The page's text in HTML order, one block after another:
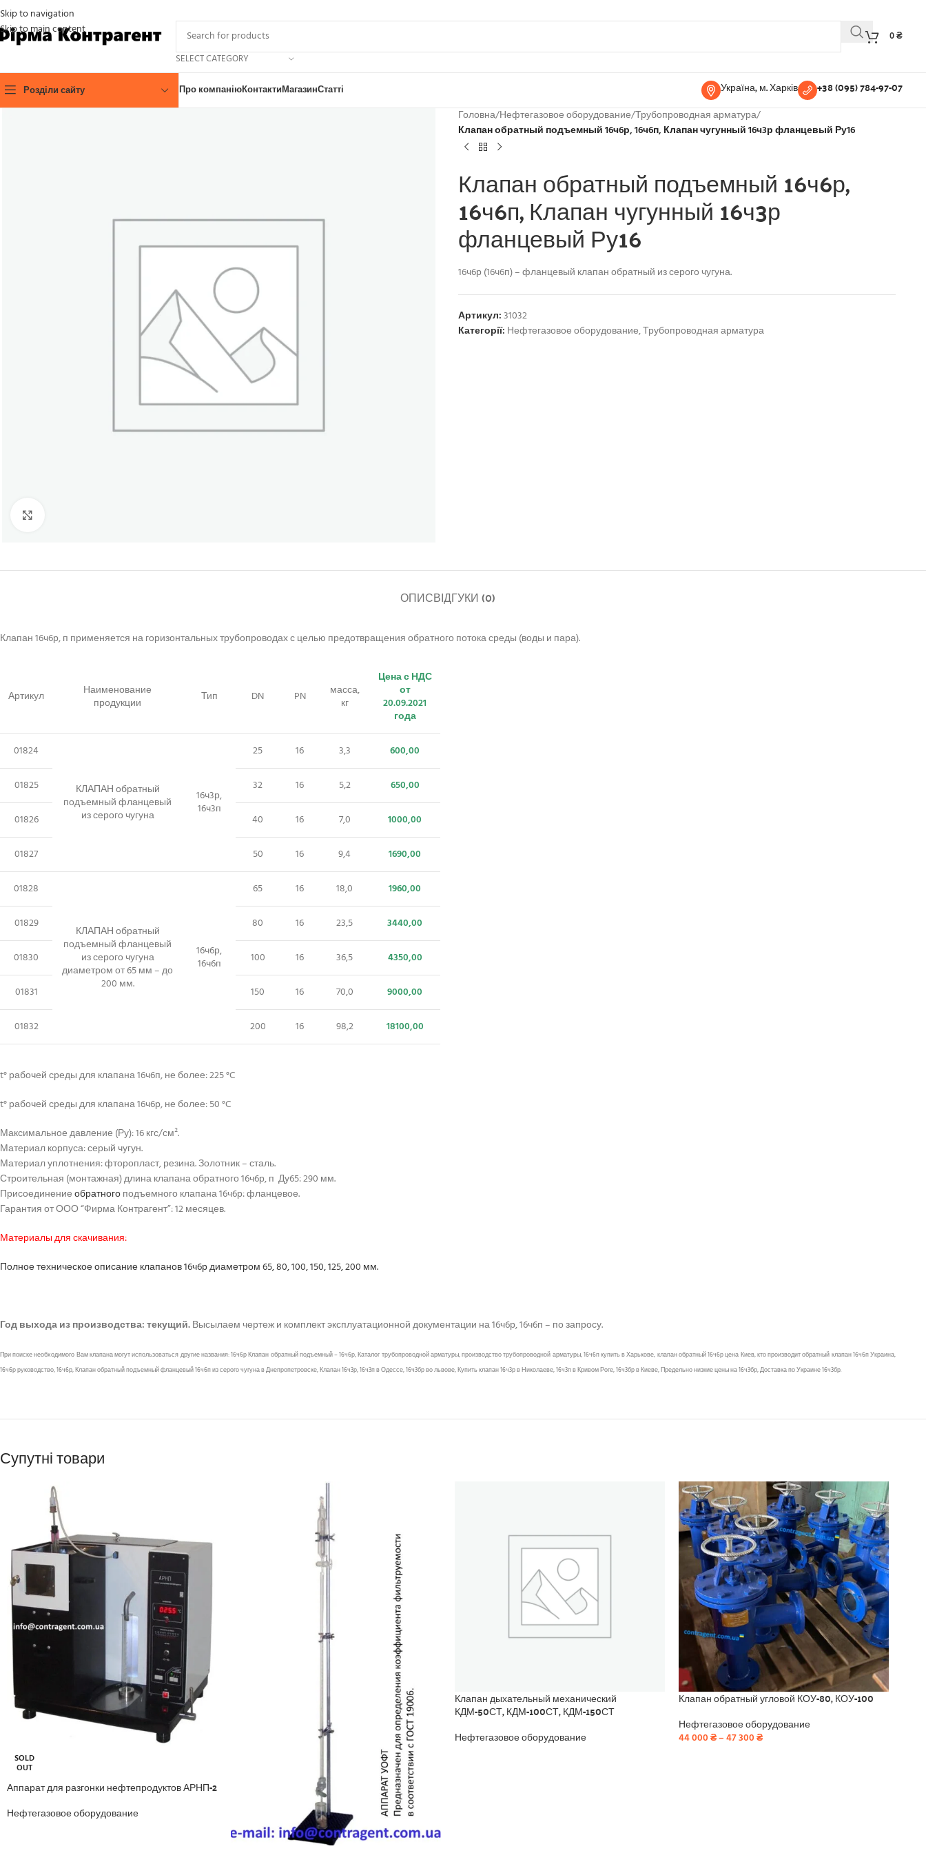
Skip to navigation
Skip to main content
SELECT CATEGORY
0₴
Розділи сайту Про компаніюКонтактиМагазинСтатті Україна, м. Харків +38 (095) 784-97-07
Головна/Нефтегазовое оборудование/Трубопроводная арматура/
Клапан обратный подъемный 16ч6р, 16ч6п, Клапан чугунный 16ч3р фланцевый Ру16
Клапан обратный подъемный 16ч6р,
16ч6п, Клапан чугунный 16ч3р
фланцевый Ру16
16ч6р (16ч6п) – фланцевый клапан обратный из серого чугуна.
Артикул:31032
Категорії: Нефтегазовое оборудование,Трубопроводная арматура
ОПИСВІДГУКИ (0)
Клапан 16ч6р, п применяется на горизонтальных трубопроводах с целью предотвращения обратного потока среды (воды и пара).
Артикул
Наименование
продукции
Тип DN PN
масса,
кг
Цена с НДС
от
20.09.2021
года
01824
КЛАПАН обратный
подъемный фланцевый
из серого чугуна
16ч3р,
16ч3п
25 16 3,3 600,00
01825 32 16 5,2 650,00
01826 40 16 7,0 1000,00
01827 50 16 9,4 1690,00
01828
КЛАПАН обратный
подъемный фланцевый
из серого чугуна
диаметром от 65 мм – до
200 мм.
16ч6р,
16ч6п
65 16 18,0 1960,00
01829 80 16 23,5 3440,00
01830 100 16 36,5 4350,00
01831 150 16 70,0 9000,00
01832 200 16 98,2 18100,00
t° рабочей среды для клапана 16ч6п, не более: 225 °C
t° рабочей среды для клапана 16ч6р, не более: 50 °C
Максимальное давление (Ру): 16 кгс/см².
Материал корпуса: серый чугун.
Материал уплотнения: фторопласт, резина. Золотник – сталь.
Строительная (монтажная) длина клапана обратного 16ч6р, п Ду65: 290 мм.
Присоединениеобратногоподъемного клапана 16ч6р: фланцевое.
Гарантия от ООО “Фирма Контрагент”: 12 месяцев.
Материалы для скачивания:
Полное техническое описание клапанов 16ч6р диаметром 65, 80, 100, 150, 125, 200 мм.
Год выхода из производства: текущий.Высылаем чертеж и комплект эксплуатационной документации на 16ч6р, 16ч6п – по запросу.
При поиске необходимого Вам клапана могут использоваться другие названия: 16ч6р Клапан обратный подъемный – 16ч6р, Каталог трубопроводной арматуры, производство трубопроводной арматуры, 16ч6п купить в Харькове, клапан обратный 16ч6р цена Киев, кто производит обратный клапан 16ч6п Украина,
16ч6р руководство, 16ч6р, Клапан обратный подъемный фланцевый 16ч6п из серого чугуна в Днепропетровске, Клапан 16ч3р, 16ч3п в Одессе, 16ч3бр во львове, Купить клапан 16ч3р в Николаеве, 16ч3п в Кривом Роге, 16ч3бр в Киеве, Предельно низкие цены на 16ч3бр, Доставка по Украине 16ч3бр.
Супутні товари
SOLD
OUT
Аппарат для разгонки нефтепродуктов АРНП-2
Нефтегазовое оборудование
Клапан дыхательный механический
КДМ-50СТ, КДМ-100СТ, КДМ-150СТ
Нефтегазовое оборудование
Клапан обратный угловой КОУ-80, КОУ-100
Нефтегазовое оборудование
44 000₴–47 300₴